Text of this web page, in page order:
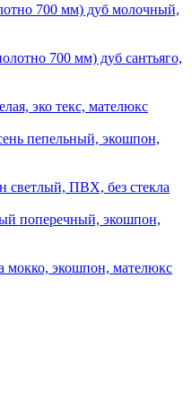
700 мм) дуб молочный,
700 мм) дуб сантьяго,
эко текс, мателюкс
пепельный, экошпон,
светлый, ПВХ, без стекла
поперечный, экошпон,
мокко, экошпон, мателюкс